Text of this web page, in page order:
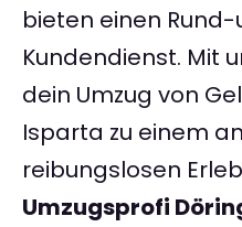
bieten einen
Kundendienst. Mit
dein Umzug von
Isparta zu einem
reibungslosen
Umzugsprofi